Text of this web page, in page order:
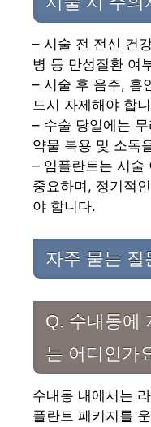
– 시술 전 전신 건
병 등 만성질환 여
– 시술 후 음주, 흡
드시 자제해야 합
– 수술 당일에는
약물 복용 및 소독
– 임플란트는 시술
중요하며, 정기적
야 합니다.
자주 묻는 질
Q. 수내동에
는 어디인가
수내동 내에서는
플란트 패키지를